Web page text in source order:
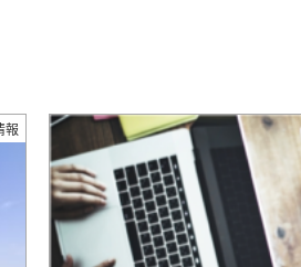
報